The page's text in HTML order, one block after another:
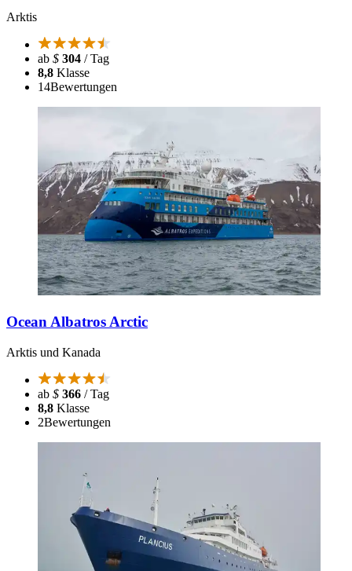
Arktis
ab $ 304 / Tag
8,8 Klasse
14Bewertungen
Ocean Albatros Arctic
Arktis und Kanada
ab $ 366 / Tag
8,8 Klasse
2Bewertungen